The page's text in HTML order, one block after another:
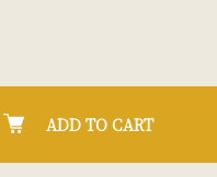
ADD TO CART